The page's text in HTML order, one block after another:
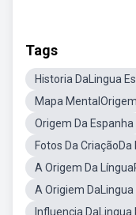
Tags
Historia DaLingua
Mapa
Origem Da Espanha
Fotos Da
A Origem Da
A Origiem DaLingua
Influencia DaLingua